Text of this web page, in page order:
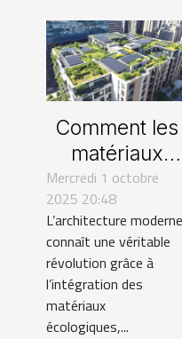
Comment les
matériaux
écologiques
transforment
l'architecture
moderne ?
Mercredi 1 octobre
2025 20:48
L’architecture moderne
connaît une véritable
révolution grâce à
l’intégration des
matériaux
écologiques,...